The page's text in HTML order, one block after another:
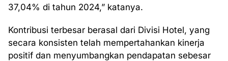
37,04% di tahun 2024,” katanya.
Kontribusi terbesar berasal dari Divisi Hotel, yang
secara konsisten telah mempertahankan kinerja
positif dan menyumbangkan pendapatan sebesar